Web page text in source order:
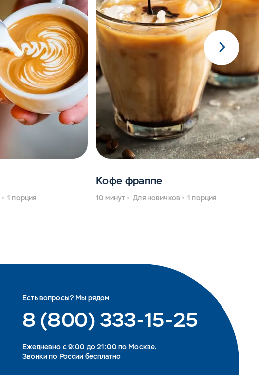
1 порция
Кофе фраппе
10 минут Для новичков 1 порция
Есть вопросы? Мы рядом
8 (800) 333-15-25
Eжедневно с 9:00 до 21:00 по Москве.
Звонки по России бесплатно